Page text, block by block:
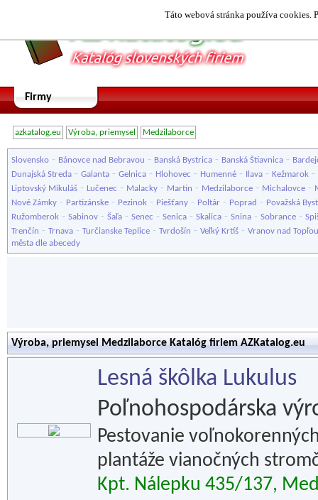
Táto webová stránka používa cookies.
Firmy
azkatalog.eu Výroba, priemysel Medzilaborce
Slovensko - Bánovce nad Bebravou - Banská Bystrica - Banská Štiavnica -
Dunajská Streda - Galanta - Gelnica - Hlohovec - Humenné - Ilava - Kežmarok -
Liptovský Mikuláš - Lučenec - Malacky - Martin - Medzilaborce - Michalovce -
Nové Zámky - Partizánske - Pezinok - Piešťany - Poltár - Poprad - Považská
Ružomberok - Sabinov - Šaľa - Senec - Senica - Skalica - Snina - Sobrance -
Trenčín - Trnava - Turčianske Teplice - Tvrdošín - Veľký Krtíš - Vranov nad Topľou
města dle abecedy
Výroba, priemysel Medzilaborce Katalóg firiem AZKatalog.eu
Lesná škôlka Lukulus
Poľnohospodárska
Pestovanie
plantáže vianočných
Kpt. Nálepku 435/137,